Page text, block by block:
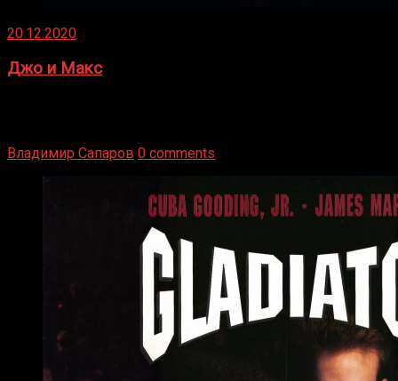
20.12.2020
Джо и Макс
Владимир Сапаров 0 comments